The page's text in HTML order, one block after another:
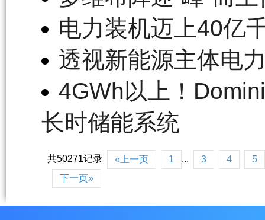
电力装机迈上40亿
透视新能源主体电
4GWh以上！
长时储能系统
共50271记录 «上一页 1 ... 3 4
5
下一页»